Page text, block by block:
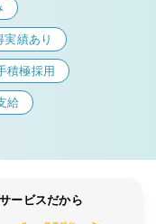
実績あり
積極採用
給
ービスだから